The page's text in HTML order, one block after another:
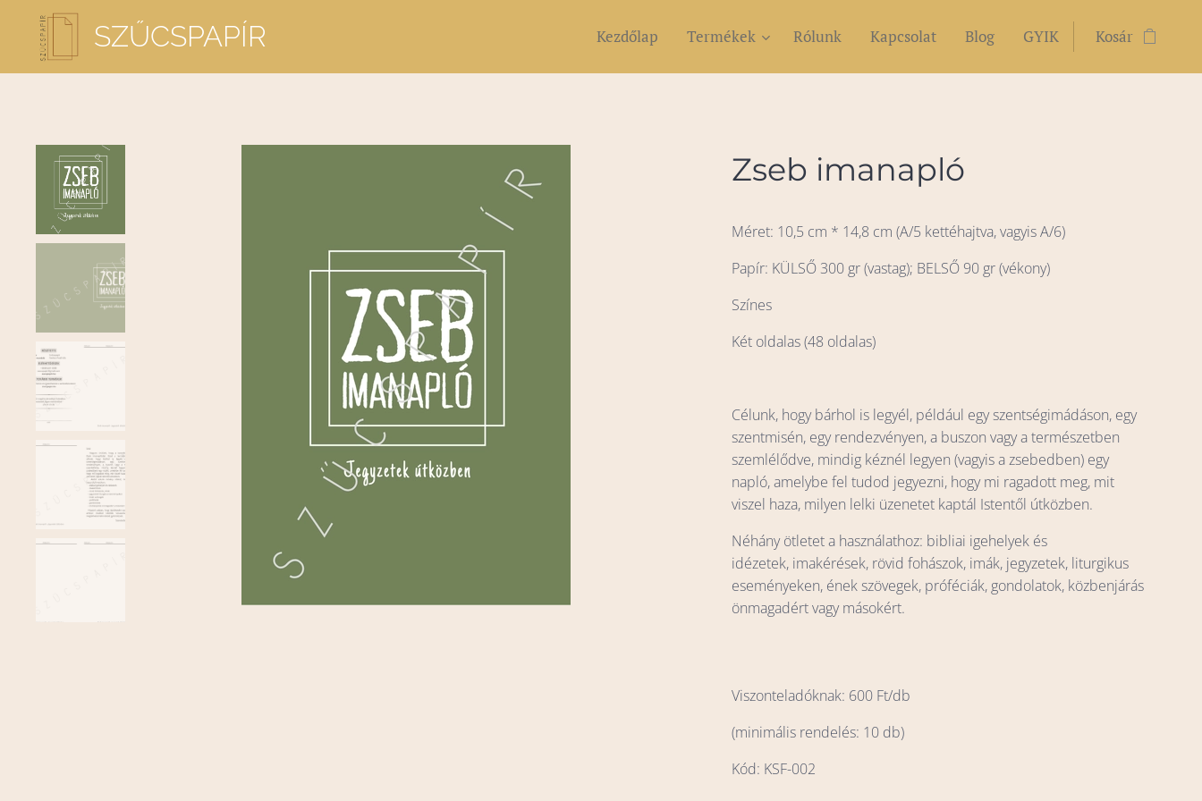
SZŰCSPAPÍR Kezdőlap Termékek Rólunk Kapcsolat Blog GYIK Kosár
Zseb imanapló
Méret: 10,5 cm * 14,8 cm (A/5 kettéhajtva, vagyis A/6)
Papír: KÜLSŐ 300 gr (vastag); BELSŐ 90 gr (vékony)
Színes
Két oldalas (48 oldalas)
Célunk, hogy bárhol is legyél, például egy szentségimádáson, egy
szentmisén, egy rendezvényen, a buszon vagy a természetben
szemlélődve, mindig kéznél legyen (vagyis a zsebedben) egy
napló, amelybe fel tudod jegyezni, hogy mi ragadott meg, mit
viszel haza, milyen lelki üzenetet kaptál Istentől útközben.
Néhány ötletet a használathoz: bibliai igehelyek és
idézetek, imakérések, rövid fohászok, imák, jegyzetek, liturgikus
eseményeken, ének szövegek, próféciák, gondolatok, közbenjárás
önmagadért vagy másokért.
Viszonteladóknak: 600 Ft/db
(minimális rendelés: 10 db)
Kód: KSF-002